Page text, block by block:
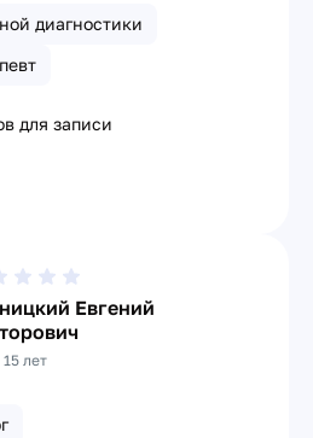
диагностики
для записи
Евгений
лет